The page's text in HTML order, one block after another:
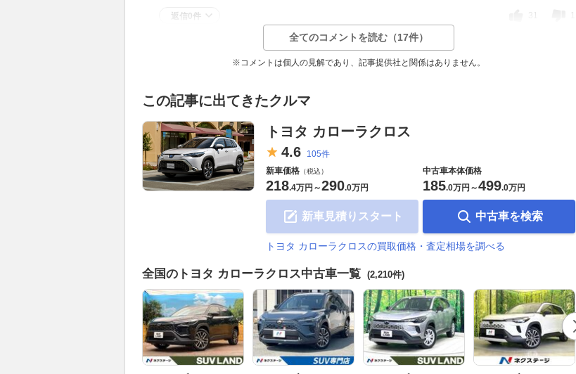
返信0件 31 1
全てのコメントを読む（17件）
※コメントは個人の見解であり、記事提供社と関係はありません。
この記事に出てきたクルマ
トヨタ カローラクロス
4.6
105件
新車価格 （税込）
218.4万円 ～290.0万円
新車見積りスタート
中古車本体価格
185.0万円 ～499.0万円
中古車を検索
トヨタ カローラクロスの買取価格・査定相場を調べる
全国のトヨタ カローラクロス中古車一覧 (2,210件)